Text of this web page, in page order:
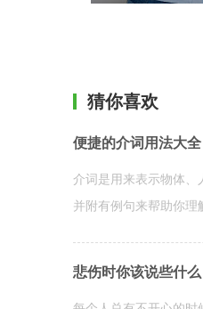
猜你喜欢
便捷的介词用法大全
介词是用来表示物体、
并附有例句来帮助你
悲伤时你该说些什么